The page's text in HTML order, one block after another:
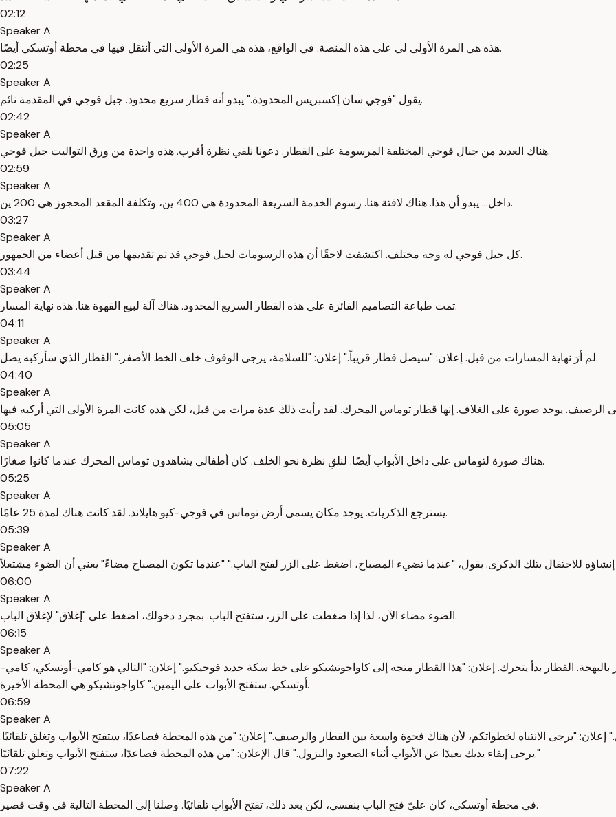
02:12
Speaker A
هذه هي المرة الأولى لي على هذه المنصة. في الواقع، هذه هي المرة الأولى التي أنتقل فيها في محطة أوتسكي أيضًا.
02:25
Speaker A
يقول "فوجي سان إكسبريس المحدودة." يبدو أنه قطار سريع محدود. جبل فوجي في المقدمة نائم.
02:42
Speaker A
هناك العديد من جبال فوجي المختلفة المرسومة على القطار. دعونا نلقي نظرة أقرب. هذه واحدة من ورق التواليت جبل فوجي.
02:59
Speaker A
داخل... يبدو أن هذا. هناك لافتة هنا. رسوم الخدمة السريعة المحدودة هي 400 ين، وتكلفة المقعد المحجوز هي 200 ين.
03:27
Speaker A
كل جبل فوجي له وجه مختلف. اكتشفت لاحقًا أن هذه الرسومات لجبل فوجي قد تم تقديمها من قبل أعضاء من الجمهور.
03:44
Speaker A
تمت طباعة التصاميم الفائزة على هذه القطار السريع المحدود. هناك آلة لبيع القهوة هنا. هذه نهاية المسار.
04:11
Speaker A
لم أرَ نهاية المسارات من قبل. إعلان: "سيصل قطار قريباً." إعلان: "للسلامة، يرجى الوقوف خلف الخط الأصفر." القطار الذي سأركبه يصل.
04:40
Speaker A
05:05
Speaker A
هناك صورة لتوماس على داخل الأبواب أيضًا. لنلقِ نظرة نحو الخلف. كان أطفالي يشاهدون توماس المحرك عندما كانوا صغارًا.
05:25
Speaker A
يسترجع الذكريات. يوجد مكان يسمى أرض توماس في فوجي-كيو هايلاند. لقد كانت هناك لمدة 25 عامًا.
05:39
Speaker A
06:00
Speaker A
الضوء مضاء الآن، لذا إذا ضغطت على الزر، ستفتح الباب. بمجرد دخولك، اضغط على "إغلاق" لإغلاق الباب.
06:15
Speaker A
القطار بدأ يتحرك. إعلان: "هذا القطار متجه إلى كاواجوتشيكو على خط سكة حديد فوجيكيو." إعلان: "التالي هو كامي-أوتسكي، كامي-
أوتسكي. ستفتح الأبواب على اليمين." كاواجوتشيكو هي المحطة الأخيرة.
06:59
Speaker A
"يرجى الانتباه لخطواتكم، لأن هناك فجوة واسعة بين القطار والرصيف." إعلان: "من هذه المحطة فصاعدًا، ستفتح الأبواب وتغلق تلقائيًا.
يرجى إبقاء يديك بعيدًا عن الأبواب أثناء الصعود والنزول." قال الإعلان: "من هذه المحطة فصاعدًا، ستفتح الأبواب وتغلق تلقائيًا."
07:22
Speaker A
في محطة أوتسكي، كان عليّ فتح الباب بنفسي، لكن بعد ذلك، تفتح الأبواب تلقائيًا. وصلنا إلى المحطة التالية في وقت قصير.